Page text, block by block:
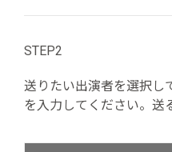
STEP2
送りたい出演者を選択し
を入力してください。送